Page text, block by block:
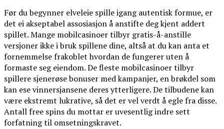
Før du begynner elveleie spille igang autentisk formue, er
det ei akseptabel assosiasjon å anstifte deg kjent addert
spillet. Mange mobilcasinoer tilbyr gratis-å-anstille
versjoner ikke i bruk spillene dine, altså at du kan anta et
fornemmelse frakoblet hvordan de fungerer uten å
formaste seg eiendom. De fleste mobilcasinoer tilbyr
spillere sjenerøse bonuser med kampanjer, en brøkdel som
kan ese vinnersjansene deres ytterligere. De tilbudene kan
være ekstremt lukrative, så det er vel verdt å egle fra disse.
Antall free spins du mottar er uvesentlig indre sett
forfatning til omsetningskravet.